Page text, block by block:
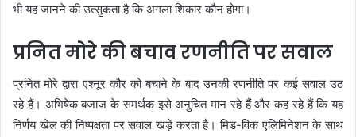
भी यह जानने की उत्सुकता है कि अगला शिकार कौन होगा।
प्रनित मोरे की बचाव रणनीति पर सवाल
प्रनित मोरे द्वारा एश्नूर कौर को बचाने के बाद उनकी रणनीति पर कई सवाल उठ
रहे हैं। अभिषेक बजाज के समर्थक इसे अनुचित मान रहे हैं और कह रहे हैं कि यह
निर्णय खेल की निष्पक्षता पर सवाल खड़े करता है। मिड-विक एलिमिनेशन के साथ